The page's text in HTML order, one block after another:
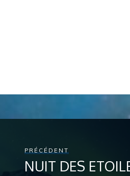
PRÉCÉDENT
NUIT DES